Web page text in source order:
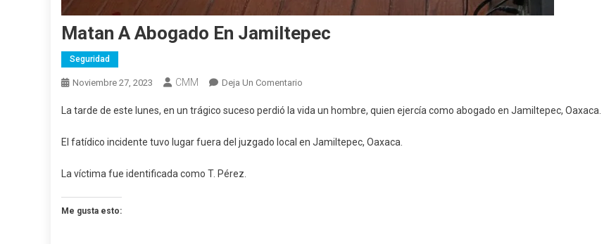
Matan A Abogado En Jamiltepec
Seguridad
Noviembre 27, 2023 CMM Deja Un Comentario
A
En
La tarde de este lunes, en un trágico suceso perdió la vida un hombre, quien ejercía como abogado en Jamiltepec, Oaxaca.
El fatídico incidente tuvo lugar fuera del juzgado local en Jamiltepec, Oaxaca.
La víctima fue identificada como T. Pérez.
Me gusta esto: